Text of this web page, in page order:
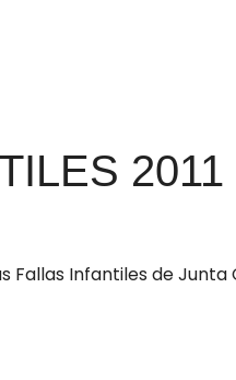
2011
Fallas Infantiles de